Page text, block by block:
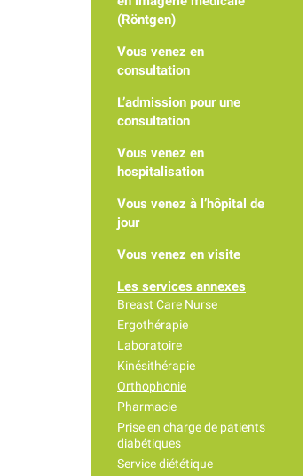
(Röntgen)
Vous venez en
consultation
L’admission pour une
consultation
Vous venez en
hospitalisation
Vous venez à l’hôpital de
jour
Vous venez en visite
Les services annexes
Breast Care Nurse
Ergothérapie
Laboratoire
Kinésithérapie
Orthophonie
Pharmacie
Prise en charge de patients
diabétiques
Service diététique